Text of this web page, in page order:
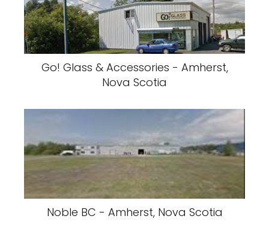
Go! Glass & Accessories - Amherst,
Nova Scotia
Noble BC - Amherst, Nova Scotia